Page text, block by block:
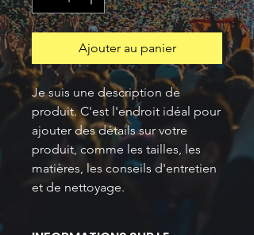
Ajouter au panier
Je suis une description de
produit. C'est l'endroit idéal pour
ajouter des détails sur votre
produit, comme les tailles, les
matières, les conseils d'entretien
et de nettoyage.